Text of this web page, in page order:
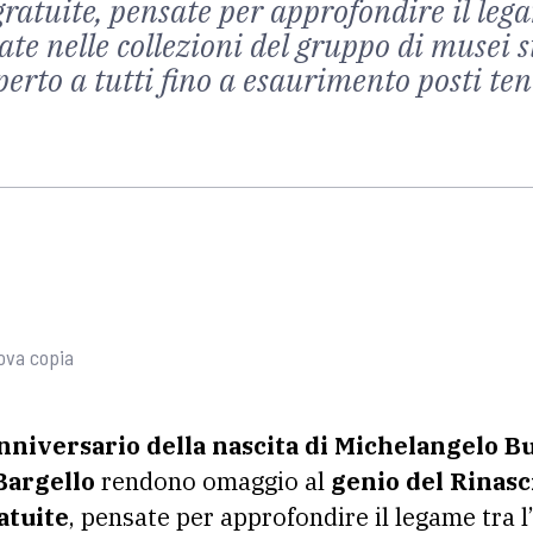
pensate per approfondire il
nelle collezioni del gruppo di musei
a tutti fino a esaurimento posti
copia
della nascita di Michelangelo
rendono omaggio al genio del
, pensate per approfondire il legame tra